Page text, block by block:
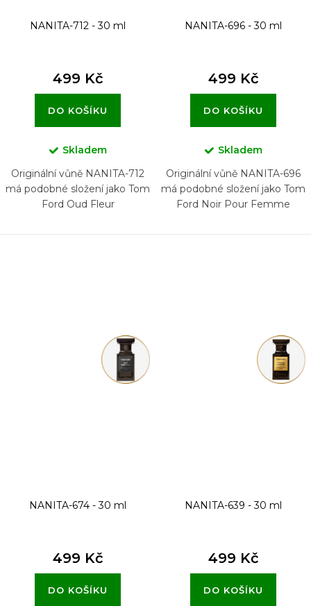
NANITA-712 - 30 ml
499 Kč
DO KOŠÍKU
Skladem
Originální vůně NANITA-712
má podobné složení jako Tom
Ford Oud Fleur
NANITA-696 - 30 ml
499 Kč
DO KOŠÍKU
Skladem
Originální vůně NANITA-696
má podobné složení jako Tom
Ford Noir Pour Femme
NANITA-674 - 30 ml
499 Kč
DO KOŠÍKU
NANITA-639 - 30 ml
499 Kč
DO KOŠÍKU